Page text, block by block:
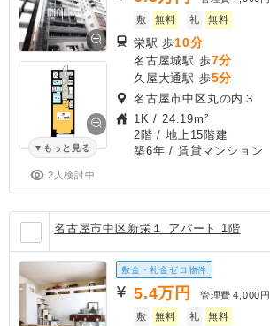
もっと見る
2人検討中
敷
無料 礼 無料
栄駅 歩10分
名古屋城駅 歩7分
久屋大通駅 歩5分
名古屋市中区丸の内３
1K / 24.19m²
2階 / 地上15階建
築6年 / 賃貸マンション
名古屋市中区新栄１ アパート 1階
敷金・礼金ゼロ物件
5.4万円 管理費 4,000円
敷
無料 礼 無料